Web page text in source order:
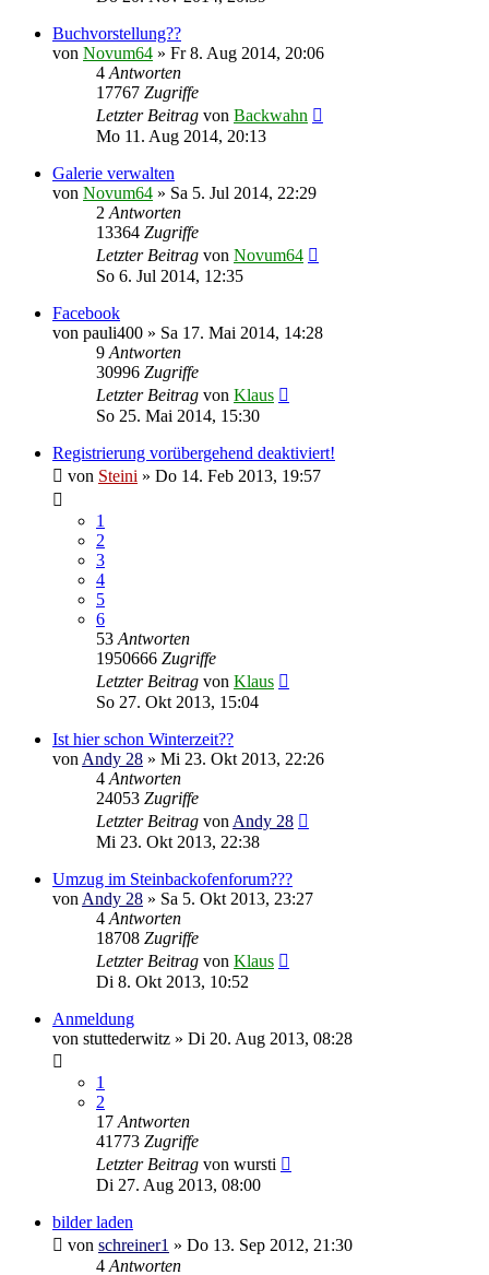
Buchvorstellung??
von Novum64 » Fr 8. Aug 2014, 20:06
4 Antworten
17767 Zugriffe
Letzter Beitrag von Backwahn
Mo 11. Aug 2014, 20:13
Galerie verwalten
von Novum64 » Sa 5. Jul 2014, 22:29
2 Antworten
13364 Zugriffe
Letzter Beitrag von Novum64
So 6. Jul 2014, 12:35
Facebook
von pauli400 » Sa 17. Mai 2014, 14:28
9 Antworten
30996 Zugriffe
Letzter Beitrag von Klaus
So 25. Mai 2014, 15:30
Registrierung vorübergehend deaktiviert!
von Steini » Do 14. Feb 2013, 19:57
1
2
3
4
5
6
53 Antworten
1950666 Zugriffe
Letzter Beitrag von Klaus
So 27. Okt 2013, 15:04
Ist hier schon Winterzeit??
von Andy 28 » Mi 23. Okt 2013, 22:26
4 Antworten
24053 Zugriffe
Letzter Beitrag von Andy 28
Mi 23. Okt 2013, 22:38
Umzug im Steinbackofenforum???
von Andy 28 » Sa 5. Okt 2013, 23:27
4 Antworten
18708 Zugriffe
Letzter Beitrag von Klaus
Di 8. Okt 2013, 10:52
Anmeldung
von stuttederwitz » Di 20. Aug 2013, 08:28
1
2
17 Antworten
41773 Zugriffe
Letzter Beitrag von wursti
Di 27. Aug 2013, 08:00
bilder laden
von schreiner1 » Do 13. Sep 2012, 21:30
4 Antworten